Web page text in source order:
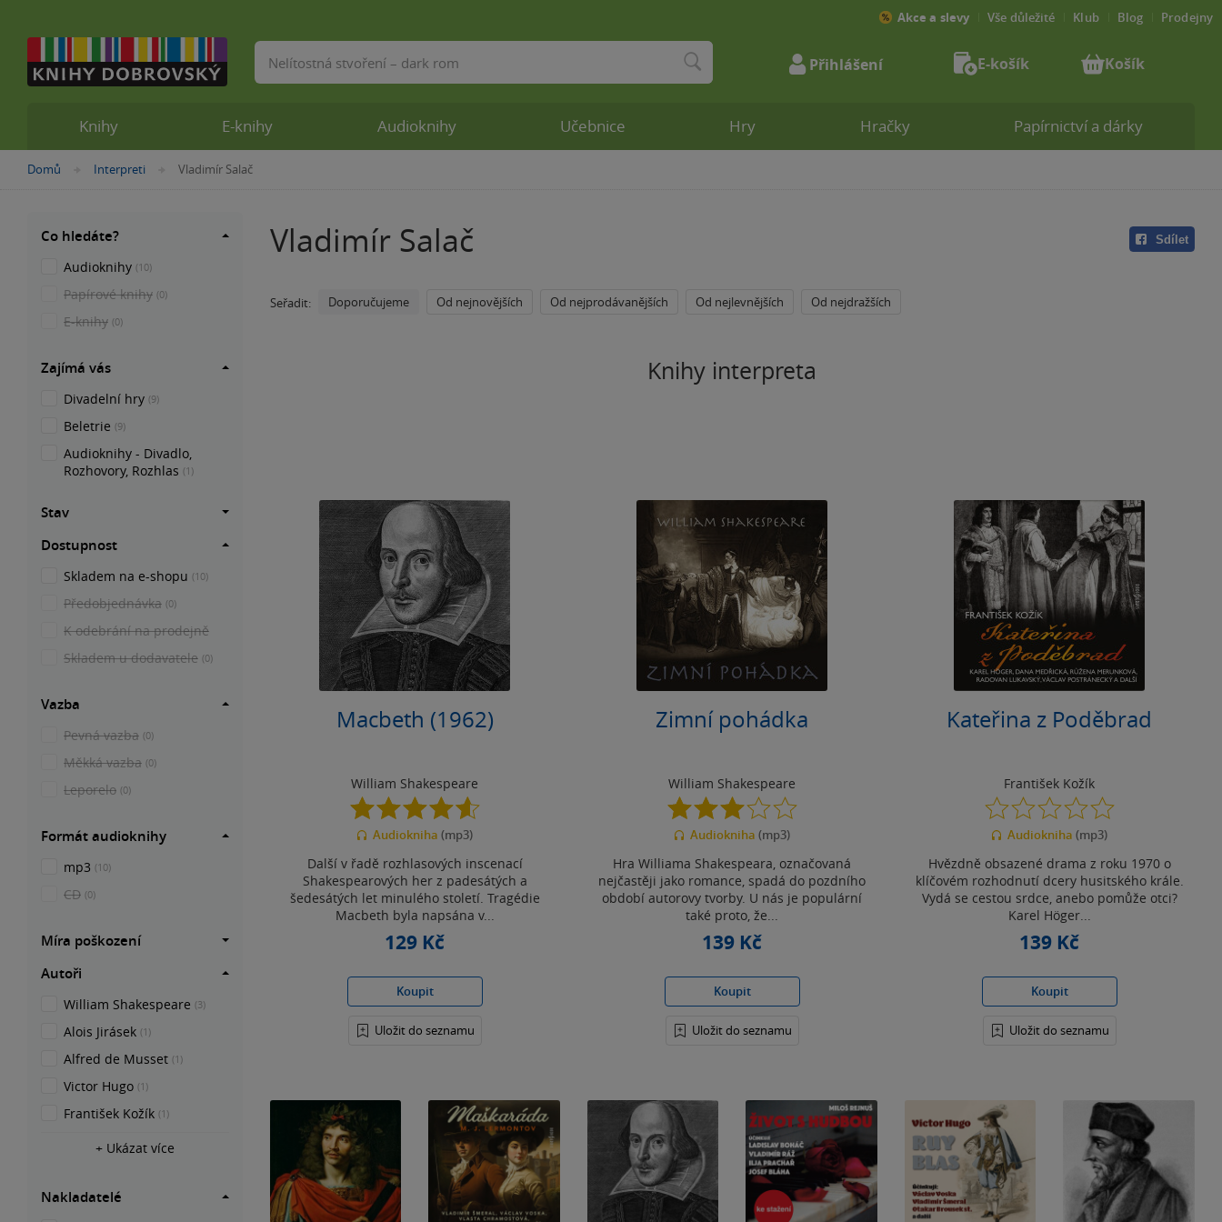
Nacházíte
Domů »
Interpreti »
Vladimír Salač
Vladimír Salač Sdílet
Seřadit: Doporučujeme Od nejnovějších Od nejprodávanějších Od nejlevnějších Od nejdražších
Knihy interpreta
Macbeth (1962)
William Shakespeare
4.6
z
5
Audiokniha (mp3)
Další v řadě rozhlasových inscenací
Shakespearových her z padesátých a
šedesátých let minulého století. Tragédie
Macbeth byla napsána v...
129 Kč
Koupit
Uložit do seznamu
Zimní pohádka
William Shakespeare
3.0
z
5
Audiokniha (mp3)
Hra Williama Shakespeara, označovaná
nejčastěji jako romance, spadá do pozdního
období autorovy tvorby. U nás je populární
také proto, že...
139 Kč
Koupit
Uložit do seznamu
Kateřina z Poděbrad
František Kožík
0.0
z
5
Audiokniha (mp3)
Hvězdně obsazené drama z roku 1970 o
klíčovém rozhodnutí dcery husitského krále.
Vydá se cestou srdce, anebo pomůže otci?
Karel Höger...
139 Kč
Koupit
Uložit do seznamu
Co hledáte?
Audioknihy (10)
Papírové knihy (0)
E-knihy (0)
Zajímá vás
Divadelní hry (9)
Beletrie (9)
Audioknihy - Divadlo,
Rozhovory, Rozhlas (1)
Stav
Dostupnost
Skladem na e-shopu (10)
Předobjednávka (0)
K odebrání na prodejně
Skladem u dodavatele (0)
Vazba
Pevná vazba (0)
Měkká vazba (0)
Leporelo (0)
Formát audioknihy
mp3 (10)
CD (0)
Míra poškození
Autoři
William Shakespeare (3)
Alois Jirásek (1)
Alfred de Musset (1)
Victor Hugo (1)
František Kožík (1)
+ Ukázat více
Nakladatelé
Knihy E-knihy Audioknihy Učebnice Hry Hračky Papírnictví a dárky
Akce a slevy Vše důležité Klub Blog Prodejny
Vyhledávání Přihlášení E-košík Košík